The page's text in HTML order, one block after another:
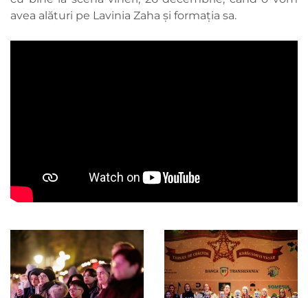
avea alături pe Lavinia Zaha și formația sa.